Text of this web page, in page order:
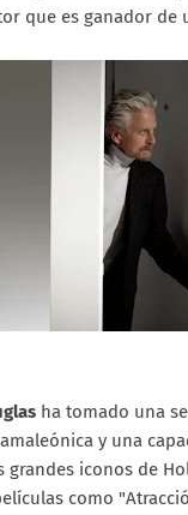
que es ganador de
ha tomado una
y una
grandes iconos de
como